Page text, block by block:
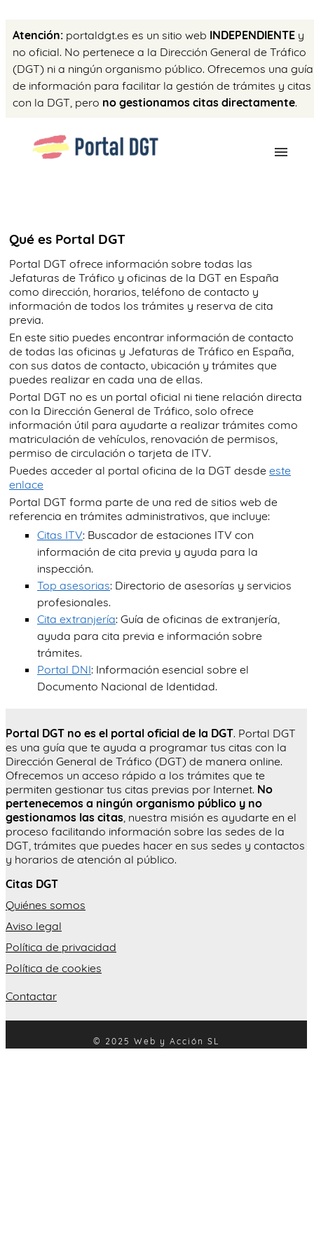
Atención: portaldgt.es es un sitio web INDEPENDIENTE y
no oficial. No pertenece a la Dirección General de Tráfico
(DGT) ni a ningún organismo público. Ofrecemos una guía
de información para facilitar la gestión de trámites y citas
con la DGT, pero no gestionamos citas directamente.
OK
Qué es Portal DGT
Portal DGT ofrece información sobre todas las
Jefaturas de Tráfico y oficinas de la DGT en España
como dirección, horarios, teléfono de contacto y
información de todos los trámites y reserva de cita
previa.
En este sitio puedes encontrar información de contacto
de todas las oficinas y Jefaturas de Tráfico en España,
con sus datos de contacto, ubicación y trámites que
puedes realizar en cada una de ellas.
Portal DGT no es un portal oficial ni tiene relación directa
con la Dirección General de Tráfico, solo ofrece
información útil para ayudarte a realizar trámites como
matriculación de vehículos, renovación de permisos,
permiso de circulación o tarjeta de ITV.
Puedes acceder al portal oficina de la DGT desde este
enlace
Portal DGT forma parte de una red de sitios web de
referencia en trámites administrativos, que incluye:
Citas ITV: Buscador de estaciones ITV con
información de cita previa y ayuda para la
inspección.
Top asesorias: Directorio de asesorías y servicios
profesionales.
Cita extranjería: Guía de oficinas de extranjería,
ayuda para cita previa e información sobre
trámites.
Portal DNI: Información esencial sobre el
Documento Nacional de Identidad.
Portal DGT no es el portal oficial de la DGT. Portal DGT
es una guía que te ayuda a programar tus citas con la
Dirección General de Tráfico (DGT) de manera online.
Ofrecemos un acceso rápido a los trámites que te
permiten gestionar tus citas previas por Internet. No
pertenecemos a ningún organismo público y no
gestionamos las citas, nuestra misión es ayudarte en el
proceso facilitando información sobre las sedes de la
DGT, trámites que puedes hacer en sus sedes y contactos
y horarios de atención al público.
Citas DGT
Quiénes somos
Aviso legal
Política de privacidad
Política de cookies
Contactar
© 2025 Web y Acción SL